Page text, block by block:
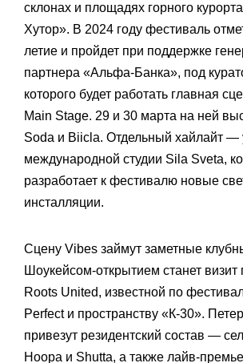
склонах и площадях горного
Хутор». В 2024 году фестиваль
летие и пройдет при поддержке
партнера «Альфа-Банка», под
которого будет работать главная
Main Stage. 29 и 30 марта на ней
Soda и Biicla. Отдельный хайлайт —
международной студии Sila Sveta,
разработает к фестивалю новые
инсталляции.
Сцену Vibes займут заметные
Шоукейсом-открытием станет
Roots United, известной по
Perfect и пространству «К-30».
привезут резидентский состав —
Hoopa и Shutta, а также лайв-